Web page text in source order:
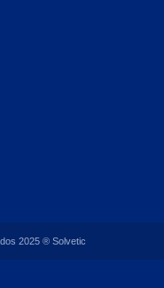
2025 ® Solvetic